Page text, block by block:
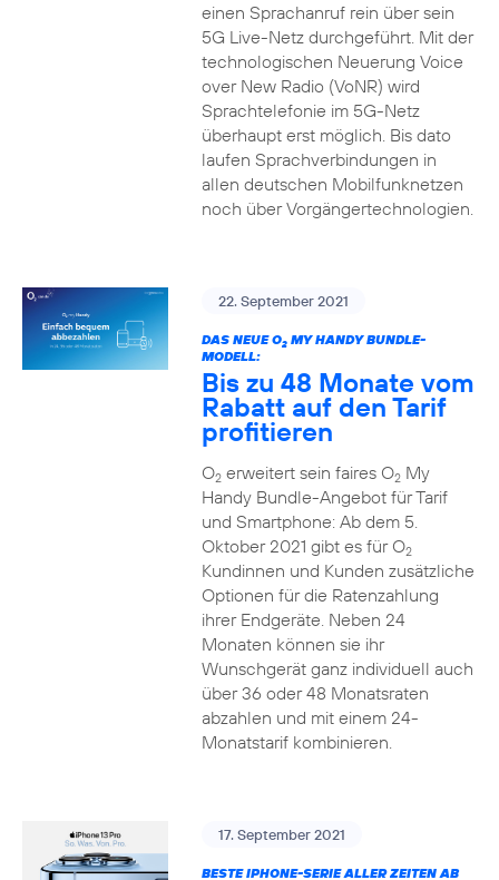
einen Sprachanruf rein über sein
5G Live-Netz durchgeführt. Mit der
technologischen Neuerung Voice
over New Radio (VoNR) wird
Sprachtelefonie im 5G-Netz
überhaupt erst möglich. Bis dato
laufen Sprachverbindungen in
allen deutschen Mobilfunknetzen
noch über Vorgängertechnologien.
22. September 2021
DAS NEUE O2MY HANDY BUNDLE-
MODELL:
Bis zu 48 Monate vom
Rabatt auf den Tarif
profitieren
O2erweitert sein faires O2My
Handy Bundle-Angebot für Tarif
und Smartphone: Ab dem 5.
Oktober 2021 gibt es für O2
Kundinnen und Kunden zusätzliche
Optionen für die Ratenzahlung
ihrer Endgeräte. Neben 24
Monaten können sie ihr
Wunschgerät ganz individuell auch
über 36 oder 48 Monatsraten
abzahlen und mit einem 24-
Monatstarif kombinieren.
17. September 2021
BESTE IPHONE-SERIE ALLER ZEITEN AB